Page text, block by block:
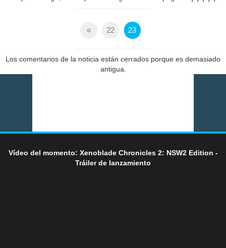
« 22 23
Los comentarios de la noticia están cerrados porque es demasiado
antigua.
Vídeo del momento: Xenoblade Chronicles 2: NSW2 Edition -
Tráiler de lanzamiento